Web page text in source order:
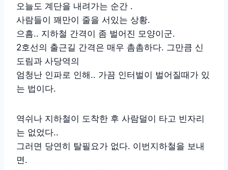
오늘도 계단을 내려가는 순간 .
사람들이 꽤만이 줄을 서있는 상황.
으흠.. 지하철 간격이 좀 벌어진 모양이군.
2호선의 출근길 간격은 매우 촘촘하다. 그만큼 신
도림과 사당역의
엄청난 인파로 인해.. 가끔 인터벌이 벌어질때가 있
는 법이다.
역쉬나 지하철이 도착한 후 사람덜이 타고 빈자리
는 없었다..
그러면 당연히 탈필요가 없다. 이번지하철을 보내
면.